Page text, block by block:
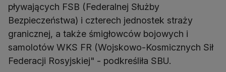
pływających FSB (Federalnej Służby
Bezpieczeństwa) i czterech jednostek straży
granicznej, a także śmigłowców bojowych i
samolotów WKS FR (Wojskowo-Kosmicznych Sił
Federacji Rosyjskiej" - podkreśliła SBU.